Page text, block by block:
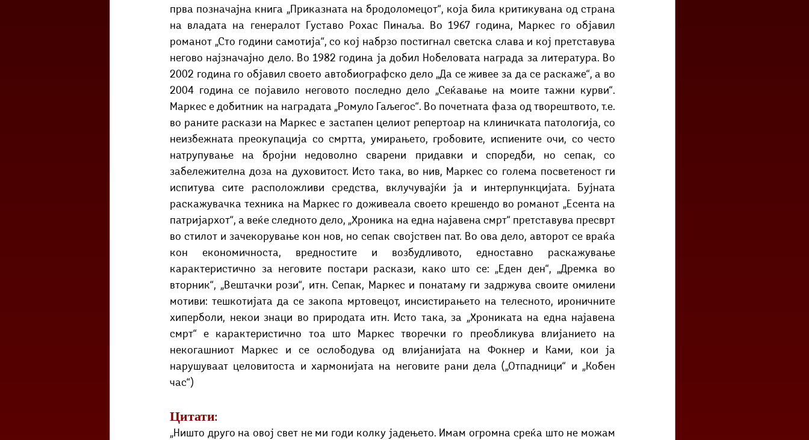
прва позначајна книга „Приказната на бродоломецот“, која била критикувана од страна
на владата на генералот Густаво Рохас Пинаља. Во 1967 година, Маркес го објавил
романот „Сто години самотија“, со кој набрзо постигнал светска слава и кој претставува
негово најзначајно дело. Во 1982 година ја добил Нобеловата награда за литература. Во
2002 година го објавил своето автобиографско дело „Да се живее за да се раскаже“, а во
2004 година се појавило неговото последно дело „Сеќавање на моите тажни курви“.
Маркес е добитник на наградата „Ромуло Гаљегос“. Во почетната фаза од творештвото, т.е.
во раните раскази на Маркес е застапен целиот репертоар на клиничката патологија, со
неизбежната преокупација со смртта, умирањето, гробовите, испиените очи, со често
натрупување на бројни недоволно сварени придавки и споредби, но сепак, со
забележителна доза на духовитост. Исто така, во нив, Маркес со голема посветеност ги
испитува сите расположливи средства, вклучувајќи ја и интерпункцијата. Бујната
раскажувачка техника на Маркес го доживеала своето крешендо во романот „Есента на
патријархот“, а веќе следното дело, „Хроника на една најавена смрт“ претставува пресврт
во стилот и зачекорување кон нов, но сепак својствен пат. Во ова дело, авторот се враќа
кон економичноста, вредностите и возбудливото, едноставно раскажување
карактеристично за неговите постари раскази, како што се: „Еден ден“, „Дремка во
вторник“, „Вештачки рози“, итн. Сепак, Маркес и понатаму ги задржува своите омилени
мотиви: тешкотијата да се закопа мртовецот, инсистирањето на телесното, ироничните
хиперболи, некои знаци во природата итн. Исто така, за „Хрониката на една најавена
смрт“ е карактеристично тоа што Маркес творечки го преобликува влијанието на
некогашниот Маркес и се ослободува од влијанијата на Фокнер и Ками, кои ја
нарушуваат целовитоста и хармонијата на неговите рани дела („Отпадници“ и „Кобен
час“)
Цитати:
„Ништо друго на овој свет не ми годи колку јадењето. Имам огромна среќа што не можам